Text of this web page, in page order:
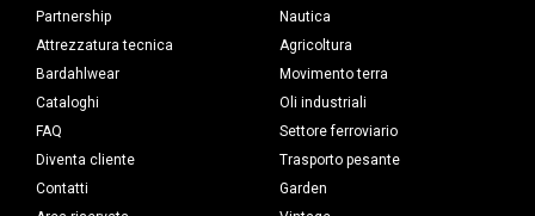
Partnership
Attrezzatura tecnica
Bardahlwear
Cataloghi
FAQ
Diventa cliente
Contatti
Nautica
Agricoltura
Movimento terra
Oli industriali
Settore ferroviario
Trasporto pesante
Garden